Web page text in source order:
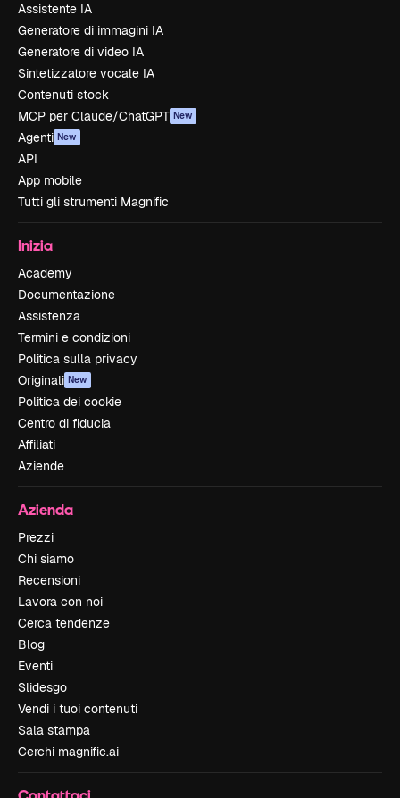
Assistente IA
Generatore di immagini IA
Generatore di video IA
Sintetizzatore vocale IA
Contenuti stock
MCP per Claude/ChatGPT New
Agenti New
API
App mobile
Tutti gli strumenti Magnific
Inizia
Academy
Documentazione
Assistenza
Termini e condizioni
Politica sulla privacy
Originali New
Politica dei cookie
Centro di fiducia
Affiliati
Aziende
Azienda
Prezzi
Chi siamo
Recensioni
Lavora con noi
Cerca tendenze
Blog
Eventi
Slidesgo
Vendi i tuoi contenuti
Sala stampa
Cerchi magnific.ai